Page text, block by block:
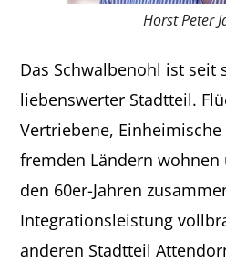
Horst Peter
Das Schwalbenohl ist seit
liebenswerter Stadtteil.
Vertriebene,
fremden Ländern
den 60er-Jahren
Integrationsleistung
anderen Stadtteil